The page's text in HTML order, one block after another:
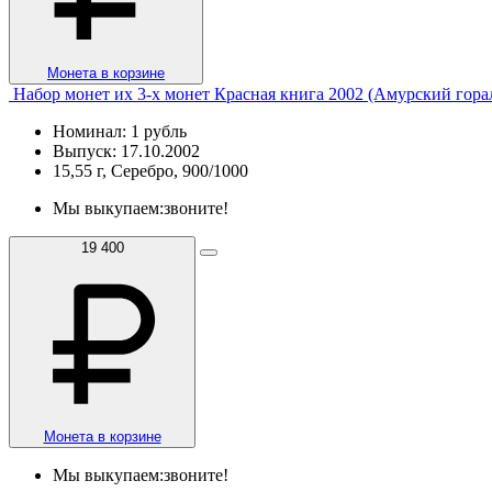
Монета в корзине
Набор монет их 3-х монет Красная книга 2002 (Амурский
Номинал: 1 рубль
Выпуск: 17.10.2002
15,55 г, Серебро, 900/1000
Мы выкупаем:звоните!
19 400
Монета в корзине
Мы выкупаем:звоните!